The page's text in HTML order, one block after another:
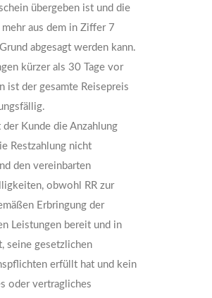
übergeben ist und die
mehr aus dem in Ziffer 7
abgesagt werden kann.
kürzer als 30 Tage vor
ist der gesamte Reisepreis
Kunde die Anzahlung
Restzahlung nicht
den vereinbarten
obwohl RR zur
Erbringung der
Leistungen bereit und in
seine gesetzlichen
erfüllt hat und kein
oder vertragliches